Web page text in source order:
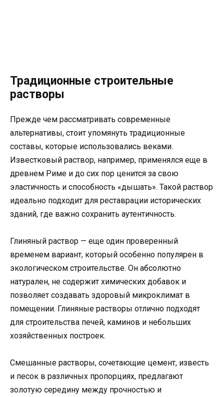
Традиционные строительные
растворы
Прежде чем рассматривать современные
альтернативы, стоит упомянуть традиционные
составы, которые использовались веками.
Известковый раствор, например, применялся еще в
древнем Риме и до сих пор ценится за свою
эластичность и способность «дышать». Такой раствор
идеально подходит для реставрации исторических
зданий, где важно сохранить аутентичность.
Глиняный раствор — еще один проверенный
временем вариант, который особенно популярен в
экологическом строительстве. Он абсолютно
натурален, не содержит химических добавок и
позволяет создавать здоровый микроклимат в
помещении. Глиняные растворы отлично подходят
для строительства печей, каминов и небольших
хозяйственных построек.
Смешанные растворы, сочетающие цемент, известь
и песок в различных пропорциях, предлагают
золотую середину между прочностью и